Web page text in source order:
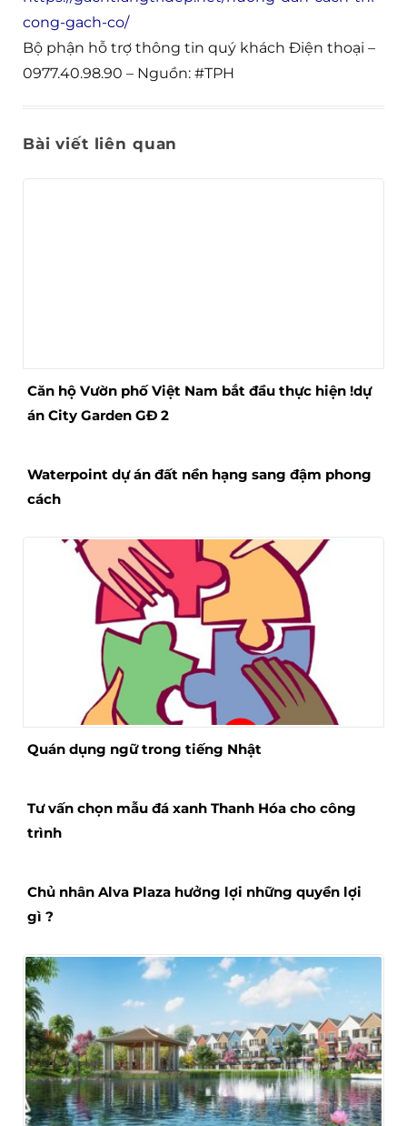
cong-gach-co/
Bộ phận hỗ trợ thông tin quý khách Điện thoại –
0977.40.98.90 – Nguồn: #TPH
Bài viết liên quan
Căn hộ Vườn phố Việt Nam bắt đầu thực hiện !dự
án City Garden GĐ 2
Waterpoint dự án đất nền hạng sang đậm phong
cách
Quán dụng ngữ trong tiếng Nhật
Tư vấn chọn mẫu đá xanh Thanh Hóa cho công
trình
Chủ nhân Alva Plaza hưởng lợi những quyền lợi
gì ?